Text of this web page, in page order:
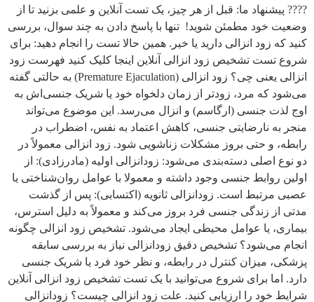
???? پیشنهاد ما: قبل از هر چیز، یک تست آنلاین و علمی بزنید تا از
وضعیت خود مطمئن شوید! تنها با پاسخ دادن به چند سوال، بررسی
کنید که زود انزالی دارید یا خیر. همین حالا تست را انجام دهید: برای
شروع تست تشخیص زود انزالی آنلاین اینجا کلیک کنید فهرست زود
انزالی یعنی چی؟ زود انزالی (Premature Ejaculation) به حالتی گفته
می‌شود که مرد، زودتر از زمان دلخواه خود یا شریک جنسی‌اش به
اوج لذت جنسی (ارگاسم) و انزال می‌رسد. این موضوع می‌تواند
منجر به نارضایتی جنسی، کاهش اعتماد به نفس، اضطراب در
رابطه، و حتی بروز مشکلات زناشویی شود. زود انزالی معمولاً در
دو نوع اصلی دسته‌بندی می‌شود: زودانزالی اولیه (مادرزادی): از
اولین روابط جنسی وجود داشته و معمولا با عوامل روان‌شناختی یا
عصبی مرتبط است. زودانزالی ثانویه (اکتسابی): پس از گذشت
مدتی از زندگی جنسی فرد بروز می‌کند و معمولاً به دلیل استرس،
بیماری، یا عوامل محیطی ایجاد می‌شود. تشخیص زود انزالی چگونه
انجام می‌شود؟ تشخیص دقیق زودانزالی نیاز به بررسی سابقه
پزشکی، میزان کنترل در رابطه، و نظر خود فرد یا شریک جنسی
دارد. اما برای شروع می‌توانید با یک تست تشخیص زود انزالی آنلاین
شرایط خود را ارزیابی کنید. علت زود انزالی چیست؟ زودانزالی